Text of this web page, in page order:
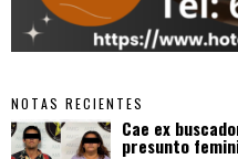
NOTAS RECIENTES
Cae ex
presunto